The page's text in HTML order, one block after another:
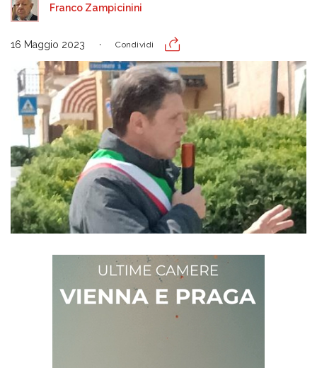
Franco Zampicinini
16 Maggio 2023 Condividi